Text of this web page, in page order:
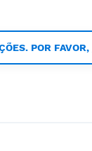
POR FAVOR,